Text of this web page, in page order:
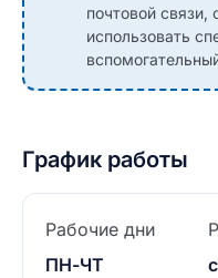
почтовой связи,
использовать
График работы
Рабочие дни
ПН-ЧТ